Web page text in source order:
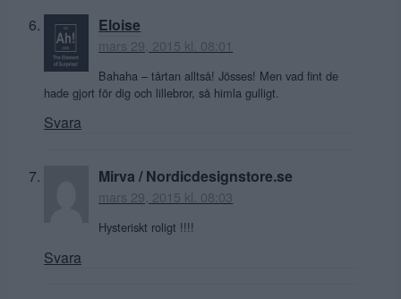
Eloise
mars 29, 2015 kl. 08:01
Bahaha – tårtan alltså! Jösses! Men vad fint de
hade gjort för dig och lillebror, så himla gulligt.
Svara
Mirva / Nordicdesignstore.se
mars 29, 2015 kl. 08:03
Hysteriskt roligt !!!!
Svara